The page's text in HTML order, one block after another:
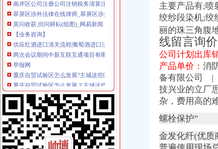
莫问收获,但问耕耘(组图)_网易新闻
【业务咨询】
供应红酒进口清关流程|葡萄酒进口法定检测项目
两次会议期间中新互联互通项目有哪些进展
早报网
重庆自贸试验区怎么发展?主城这些区放出大招_凤凰资讯
重庆自贸试验区怎么发展？主城这些区放出大招|试验区|片区|重庆_新
【重庆-南岸区国际贸易经理_国际贸易经理招聘_重庆嘉发实业（集团
【重庆诺迪卡贸易有限公司2018新招聘信息】_聘网
【58同城】广州荔湾南岸路工商注册_公司注册代理_代办注册公司价格
【代办重庆主城区营业执证、代账报税、旧账整理工商注册】江
南岸区：凸显核心功能崛起“智慧”新城_网易重庆房产频道
南岸黄页_企业公司_生产厂家P2
重庆马瑞摩托车进出口有限公司_【电话地址_招聘信息_注册信息_信
主要产品有;喷
绞纱段染机;绞
丽的珠三角腹
线留言询
公司计划出库
产品单价： 消
备有限公司 |
技兴业的立厂
杂，费用高的
螺栓保护”
金发化纤(优质